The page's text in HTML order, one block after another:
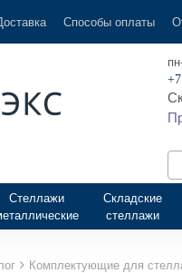
Способы оплаты
Стеллажи
Складские
стеллажи
Комплектующие для